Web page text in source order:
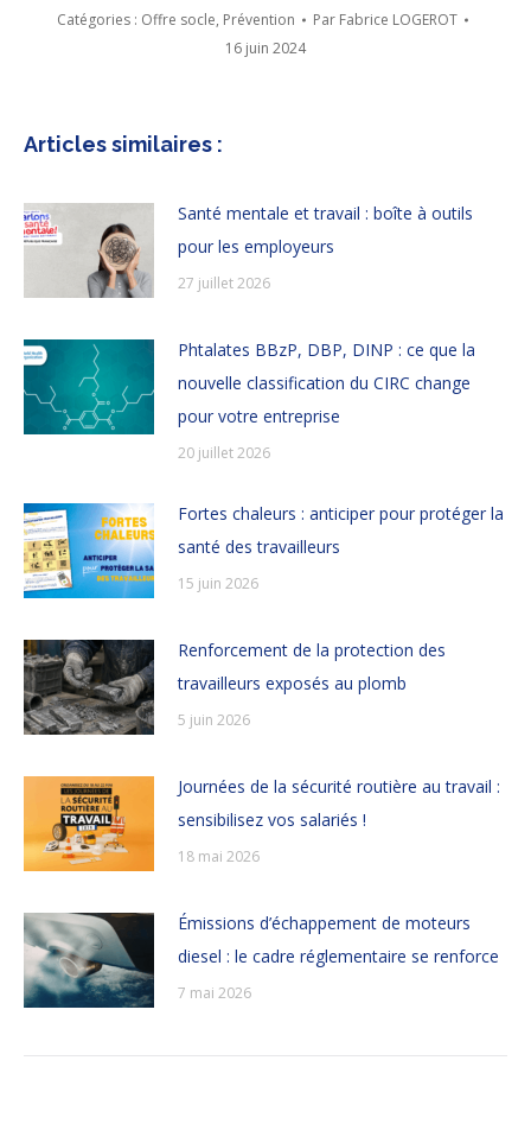
Catégories : Offre socle, Prévention Par Fabrice LOGEROT
16 juin 2024
Articles similaires :
Santé mentale et travail : boîte à outils
pour les employeurs
27 juillet 2026
Phtalates BBzP, DBP, DINP : ce que la
nouvelle classification du CIRC change
pour votre entreprise
20 juillet 2026
Fortes chaleurs : anticiper pour protéger la
santé des travailleurs
15 juin 2026
Renforcement de la protection des
travailleurs exposés au plomb
5 juin 2026
Journées de la sécurité routière au travail :
sensibilisez vos salariés !
18 mai 2026
Émissions d’échappement de moteurs
diesel : le cadre réglementaire se renforce
7 mai 2026